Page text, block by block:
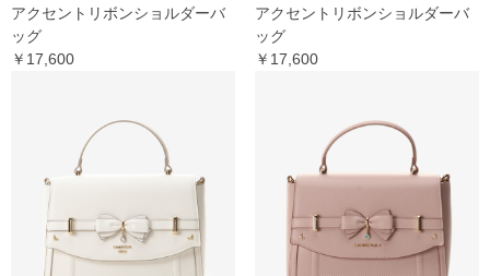
アクセントリボンショルダーバ
ッグ
￥17,600
アクセントリボンショルダーバ
ッグ
￥17,600